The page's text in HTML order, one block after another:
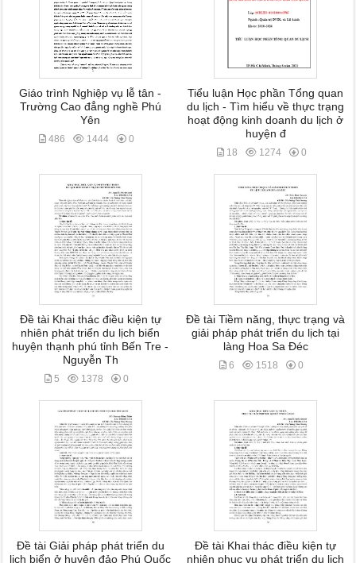
Giáo trình Nghiệp vụ lễ tân -
Trường Cao đẳng nghề Phú
Yên
486 1444 0
Tiểu luận Học phần Tổng quan
du lịch - Tìm hiểu về thực trạng
hoạt động kinh doanh du lịch ở
huyện đ
18 1274 0
Đề tài Khai thác điều kiện tự
nhiên phát triển du lịch biển
huyện thạnh phú tỉnh Bến Tre -
Nguyễn Th
5 1378 0
Đề tài Tiềm năng, thực trạng và
giải pháp phát triển du lịch tại
làng Hoa Sa Đéc
6 1518 0
Đề tài Giải pháp phát triển du
lịch biển ở huyện đảo Phú Quốc
Đề tài Khai thác điều kiện tự
nhiên phục vụ phát triển du lịch